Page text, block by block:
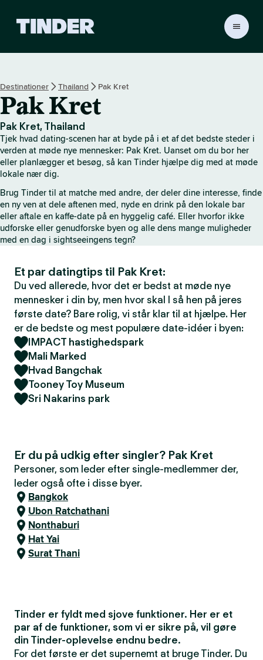
r
s
s
a
r
t
d
e
Destinationer Thailand Pak Kret
Pak Kret
Pak Kret, Thailand
Tjek hvad dating-scenen har at byde på i et af det bedste steder i
verden at møde nye mennesker: Pak Kret. Uanset om du bor her
eller planlægger et besøg, så kan Tinder hjælpe dig med at møde
lokale nær dig.
Brug Tinder til at matche med andre, der deler dine interesse, finde
en ny ven at dele aftenen med, nyde en drink på den lokale bar
eller aftale en kaffe-date på en hyggelig café. Eller hvorfor ikke
udforske eller genudforske byen og alle dens mange muligheder
med en dag i sightseeingens tegn?
Et par datingtips til Pak Kret:
Du ved allerede, hvor det er bedst at møde nye
mennesker i din by, men hvor skal I så hen på jeres
første date? Bare rolig, vi står klar til at hjælpe. Her
er de bedste og mest populære date-idéer i byen:
IMPACT hastighedspark
Mali Marked
Hvad Bangchak
Tooney Toy Museum
Sri Nakarins park
Er du på udkig efter singler? Pak Kret
Personer, som leder efter single-medlemmer der,
leder også ofte i disse byer.
Bangkok
Ubon Ratchathani
Nonthaburi
Hat Yai
Surat Thani
Tinder er fyldt med sjove funktioner. Her er et
par af de funktioner, som vi er sikre på, vil gøre
din Tinder-oplevelse endnu bedre.
For det første er det supernemt at bruge Tinder. Du